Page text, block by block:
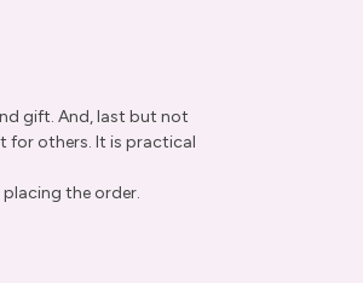
gift. And, last but not
for others. It is practical
the order.